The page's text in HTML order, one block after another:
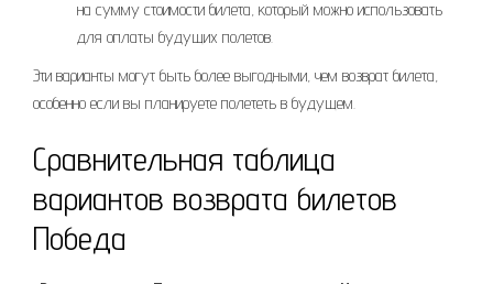
на сумму стоимости билета, который можно использовать
для оплаты будущих полетов.
Эти варианты могут быть более выгодными, чем возврат билета,
особенно если вы планируете полететь в будущем.
Сравнительная таблица
вариантов возврата билетов
Победа